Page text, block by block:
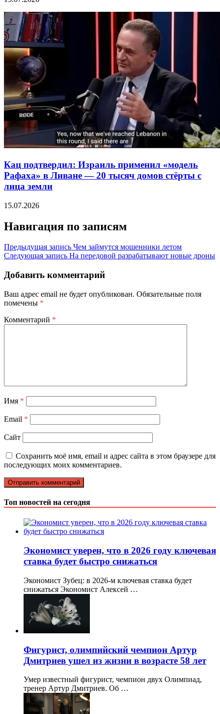
Кац подтвердил: Израиль применил «модель
Рафаха» в Ливане — 20 тысяч домов стёрты с
лица земли
15.07.2026
Навигация по записям
Предыдущая запись Чем займутся мошенники летом
Следующая запись На передовой разрабатывают новые дроны
Добавить комментарий
Ваш адрес email не будет опубликован. Обязательные поля
помечены *
Комментарий *
Имя *
Email *
Сайт
Сохранить моё имя, email и адрес сайта в этом браузере для
последующих моих комментариев.
Топ новостей на сегодня
Экономист уверен, что в 2026 году ключевая
ставка будет быстро снижаться
Экономист Зубец: в 2026-м ключевая ставка будет
снижаться Экономист Алексей …
Фигурист, олимпийский чемпион Артур
Дмитриев ушел из жизни в возрасте 58 лет
Умер известный фигурист, чемпион двух Олимпиад,
тренер Артур Дмитриев. Об …